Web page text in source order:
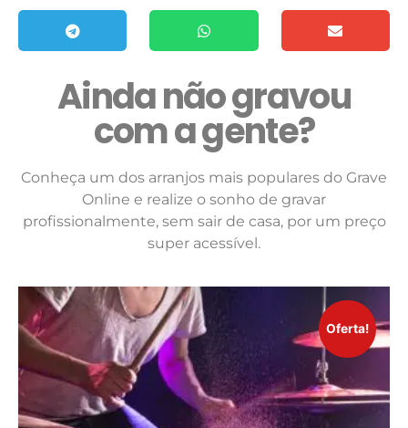
Ainda não gravou
com a gente?
Conheça um dos arranjos mais populares do Grave
Online e realize o sonho de gravar
profissionalmente, sem sair de casa, por um preço
super acessível.
Oferta!